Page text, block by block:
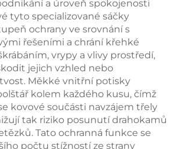
personalizovaných
krabiček na šperky,
sada k zakoupení v
dávkách
a úroveň spokojenosti
tyto specializované sáčky
ochrany ve srovnání s
řešeními a chrání křehké
vrypy a vlivy prostředí,
jejich vzhled nebo
Měkké vnitřní potisky
kolem každého kusu, čímž
kovové součásti navzájem třely
tak riziko posunutí drahokamů
Tato ochranná funkce se
počtu stížností ze strany